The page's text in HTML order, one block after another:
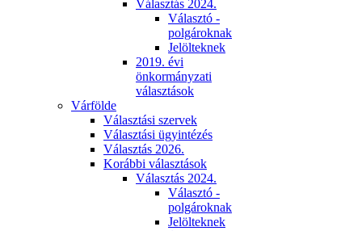
Választás 2024.
Választó -
polgároknak
Jelölteknek
2019. évi
önkormányzati
választások
Várfölde
Választási szervek
Választási ügyintézés
Választás 2026.
Korábbi választások
Választás 2024.
Választó -
polgároknak
Jelölteknek